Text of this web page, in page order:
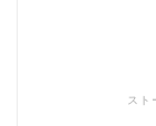
スト